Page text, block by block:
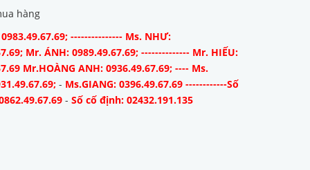
hàng
--------------- Ms. NHƯ:
Mr. ÁNH: 0989.49.67.69; -------------- Mr. HIẾU:
Mr.HOÀNG ANH: 0936.49.67.69; ---- Ms.
- Ms.GIANG: 0396.49.67.69 ------------Số
-Số cố định: 02432.191.135